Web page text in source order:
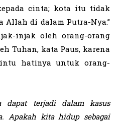
cinta; kota itu tidak
Allah di dalam Putra-Nya.”
injak oleh orang-orang
Tuhan, kata Paus, karena
hatinya untuk orang-
dapat terjadi dalam kasus
Apakah kita hidup sebagai